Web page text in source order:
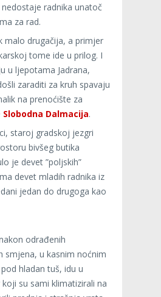
radnika unatoč
za rad.
malo drugačija, a primjer
tome ide u prilog. I
u ljepotama Jadrana,
zaraditi za kruh spavaju
na prenoćište za
Slobodna Dalmacija.
staroj gradskoj jezgri
bivšeg butika
je devet ”poljskih”
devet mladih radnika iz
jedan do drugoga kao
odrađenih
smjena, u kasnim noćnim
hladan tuš, idu u
su sami klimatizirali na